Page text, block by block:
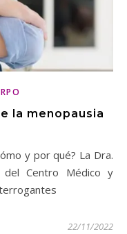
la menopausia
del Centro Médico y
22/11/2022